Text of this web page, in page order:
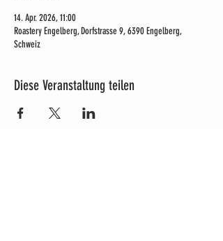
14. Apr. 2026, 11:00
Roastery Engelberg, Dorfstrasse 9, 6390 Engelberg,
Schweiz
Diese Veranstaltung teilen